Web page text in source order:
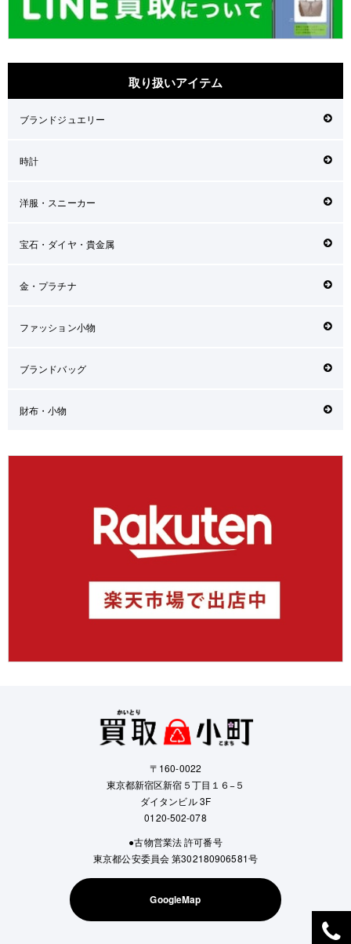
取り扱いアイテム
ブランドジュエリー
時計
洋服・スニーカー
宝石・ダイヤ・貴金属
金・プラチナ
ファッション小物
ブランドバッグ
財布・小物
〒160-0022
東京都新宿区新宿５丁目１６−５
ダイタンビル 3F
0120-502-078
●古物営業法 許可番号
東京都公安委員会 第302180906581号
GoogleMap